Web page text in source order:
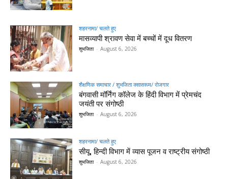
शहरनामा/ चलते हुए
मासव्यापी श्रावण सेवा में बच्चों में दूध वितरण
शुभजिता - August 6, 2026
शैक्षणिक समाचार / शुभजिता क्सासरूम/ रोजगार
बंगवासी मॉर्निंग कॉलेज के हिंदी विभाग में प्रेमचंद
जयंती पर संगोष्ठी
शुभजिता - August 6, 2026
शहरनामा/ चलते हुए
सीयू, हिन्दी विभाग में व्यास पूजन व राष्ट्रीय संगोष्ठी
शुभजिता - August 6, 2026